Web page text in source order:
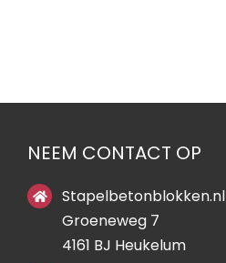
NEEM CONTACT OP
Stapelbetonblokken.nl
Groeneweg 7
4161 BJ Heukelum